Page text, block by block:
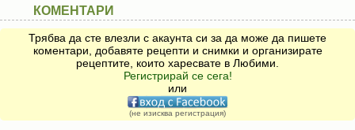
КОМЕНТАРИ
Трябва да сте влезли с акаунта си за да може да пишете
коментари, добавяте рецепти и снимки и организирате
рецептите, които харесвате в Любими.
Регистрирай се сега!
или
(не изисква регистрация)